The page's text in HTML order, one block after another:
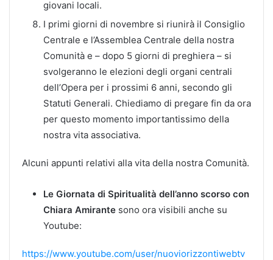
giovani locali.
I primi giorni di novembre si riunirà il Consiglio
Centrale e l’Assemblea Centrale della nostra
Comunità e – dopo 5 giorni di preghiera – si
svolgeranno le elezioni degli organi centrali
dell’Opera per i prossimi 6 anni, secondo gli
Statuti Generali. Chiediamo di pregare fin da ora
per questo momento importantissimo della
nostra vita associativa.
Alcuni appunti relativi alla vita della nostra Comunità.
Le Giornata di Spiritualità dell’anno scorso con
Chiara Amirante sono ora visibili anche su
Youtube:
https://www.youtube.com/user/nuoviorizzontiwebtv